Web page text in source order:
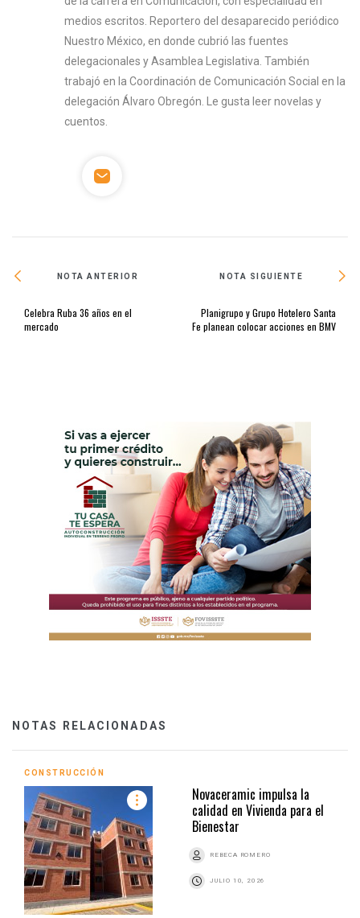
medios escritos. Reportero del desaparecido periódico
Nuestro México, en donde cubrió las fuentes
delegacionales y Asamblea Legislativa. También
trabajó en la Coordinación de Comunicación Social en la
delegación Álvaro Obregón. Le gusta leer novelas y
cuentos.
NOTA ANTERIOR
Celebra Ruba 36 años en el
mercado
NOTA SIGUIENTE
Planigrupo y Grupo Hotelero Santa
Fe planean colocar acciones en BMV
NOTAS RELACIONADAS
CONSTRUCCIÓN
Novaceramic impulsa la
calidad en Vivienda para el
Bienestar
REBECA ROMERO
JULIO 10, 2026